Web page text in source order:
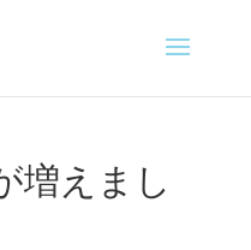
増えまし